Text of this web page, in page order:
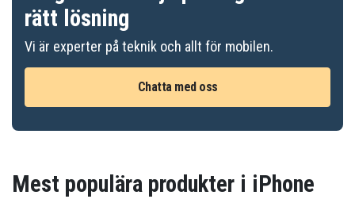
rätt lösning
Vi är experter på teknik och allt för mobilen.
Chatta med oss
Mest populära produkter i iPhone